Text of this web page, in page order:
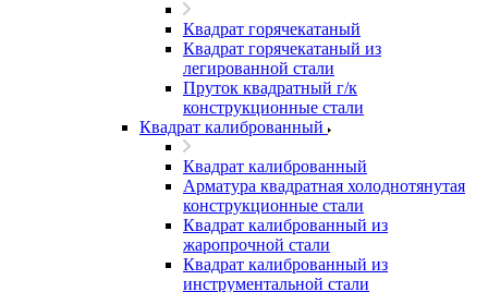
Квадрат горячекатаный
Квадрат горячекатаный из
легированной стали
Пруток квадратный г/к
конструкционные стали
Квадрат калиброванный
Квадрат калиброванный
Арматура квадратная холоднотянутая
конструкционные стали
Квадрат калиброванный из
жаропрочной стали
Квадрат калиброванный из
инструментальной стали